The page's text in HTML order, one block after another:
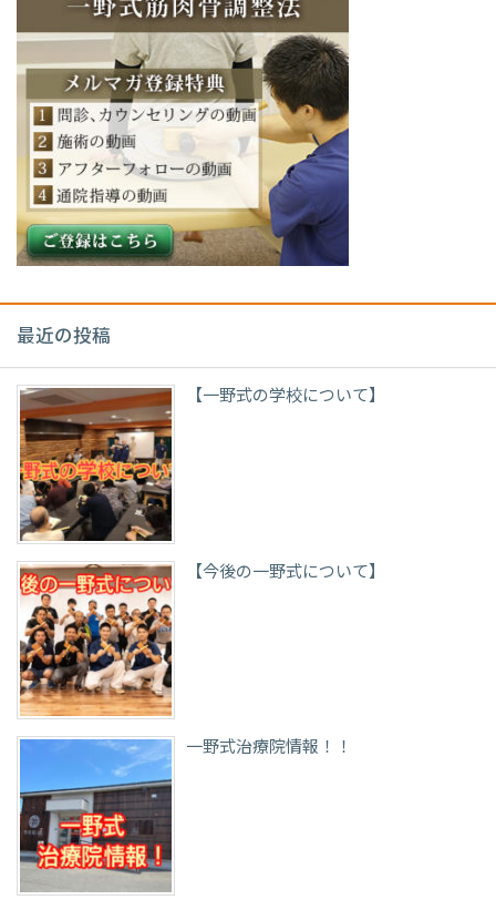
最近の投稿
【一野式の学校について】
【今後の一野式について】
一野式治療院情報！！